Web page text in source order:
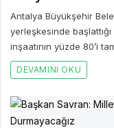
Antalya Büyükşehir
yerleşkesinde
inşaatının yüzde 80’i
DEVAMINI OKU